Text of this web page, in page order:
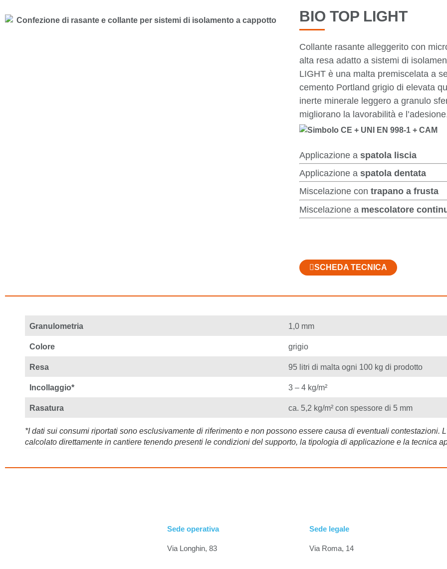
BIO TOP LIGHT
Collante rasante alleggerito con
alta resa adatto a sistemi di
LIGHT è una malta premiscelata a
cemento Portland grigio di elevata
inerte minerale leggero a granulo
migliorano la lavorabilità e
Applicazione a spatola liscia
Applicazione a spatola dentata
Miscelazione con trapano a frusta
Miscelazione a mescolatore
SCHEDA TECNICA
Granulometria 1,0 mm
Colore grigio
Resa 95 litri di malta ogni 100 kg di prodotto
Incollaggio* 3 – 4 kg/m²
Rasatura ca. 5,2 kg/m² con spessore di 5 mm
*I dati sui consumi riportati sono esclusivamente di riferimento e non possono essere causa di eventuali contestazioni.
calcolato direttamente in cantiere tenendo presenti le condizioni del supporto, la tipologia di applicazione e la tecnica
Sede operativa
Via Longhin, 83
Sede legale
Via Roma, 14